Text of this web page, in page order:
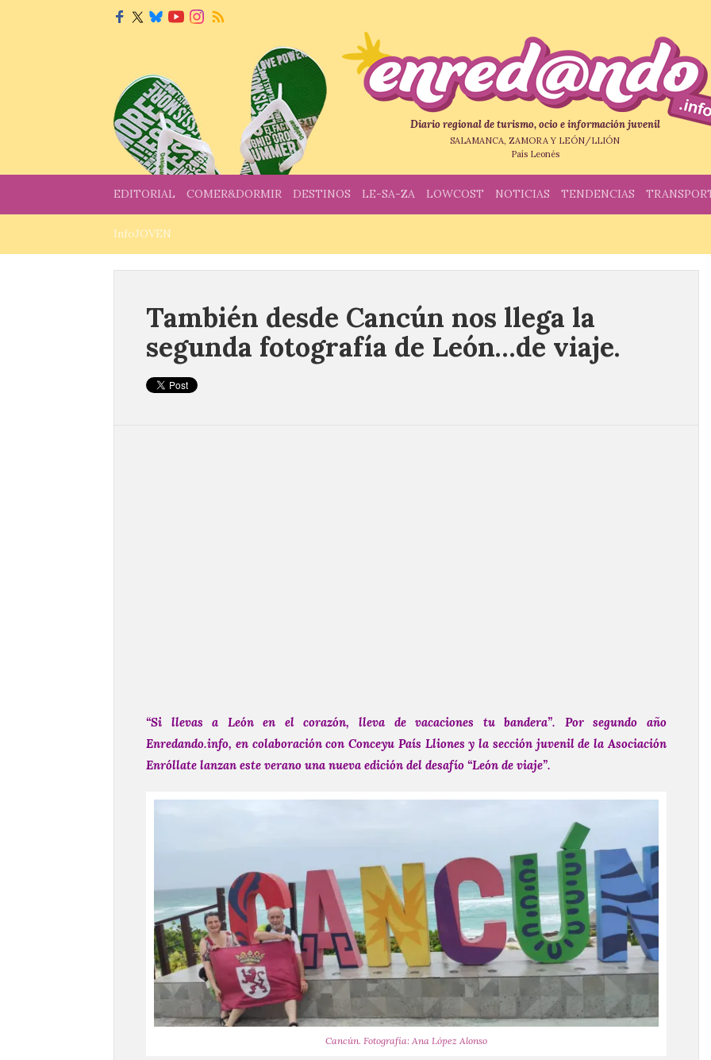
Diario regional de turismo, ocio e información juvenil
SALAMANCA, ZAMORA Y LEÓN/LLIÓN
País Leonés
EDITORIAL COMER&DORMIR DESTINOS LE-SA-ZA LOWCOST NOTICIAS TENDENCIAS
InfoJOVEN
También desde Cancún nos llega la
segunda fotografía de León…de viaje.
“Si llevas a León en el corazón, lleva de vacaciones tu bandera”. Por segundo año
Enredando.info, en colaboración con Conceyu País Lliones y la sección juvenil de la Asociación
Enróllate lanzan este verano una nueva edición del desafío “León de viaje”.
Cancún. Fotografía: Ana López Alonso